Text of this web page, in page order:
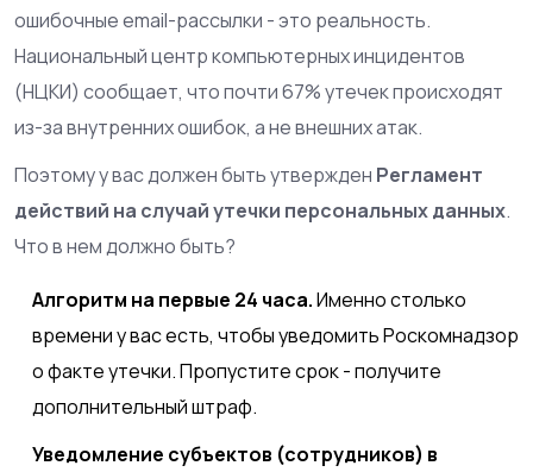
ошибочные email-рассылки - это реальность.
Национальный центр компьютерных инцидентов
(НЦКИ) сообщает, что почти 67% утечек происходят
из-за внутренних ошибок, а не внешних атак.
Поэтому у вас должен быть утвержден Регламент
действий на случай утечки персональных данных.
Что в нем должно быть?
Алгоритм на первые 24 часа.Именно столько
времени у вас есть, чтобы уведомить Роскомнадзор
о факте утечки. Пропустите срок - получите
дополнительный штраф.
Уведомление субъектов (сотрудников) в